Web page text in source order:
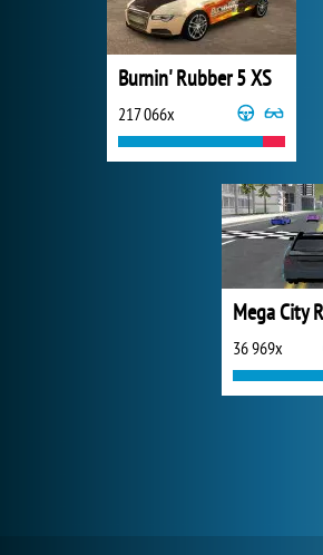
Burnin' Rubber 5 XS
217 066x
Mega City
36 969x